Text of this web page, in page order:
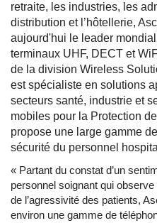
retraite, les industries, les
distribution et l’hôtellerie,
aujourd'hui le leader
terminaux UHF, DECT et
de la division Wireless
est spécialiste en solutions
secteurs santé, industrie et
mobiles pour la Protection
propose une large gamme
sécurité du personnel
« Partant du constat d’un
personnel soignant qui
de l’agressivité des patients,
environ une gamme de